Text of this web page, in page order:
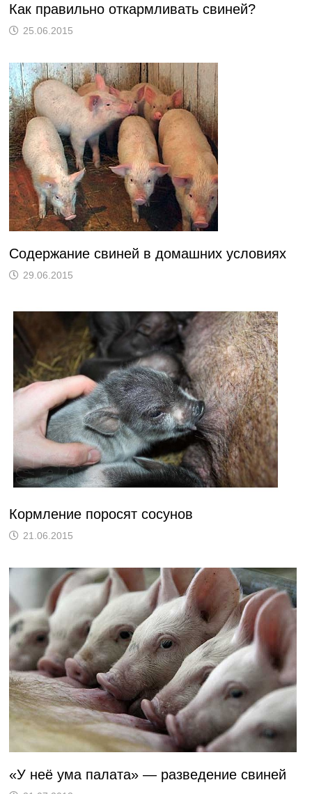
Как правильно откармливать свиней?
25.06.2015
Содержание свиней в домашних условиях
29.06.2015
Кормление поросят сосунов
21.06.2015
«У неё ума палата» — разведение свиней